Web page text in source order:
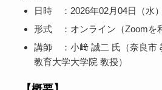
日時 ：2026年02月04日（水
形式 ：オンライン（Zoomを
講師 ：小﨑 誠二 氏（奈良市
教育大学大学院 教授）